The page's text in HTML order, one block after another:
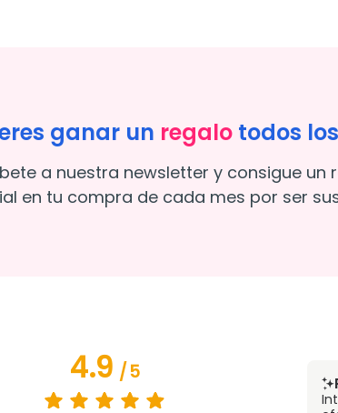
ganar un regalo todos
a nuestra newsletter y consigue un
en tu compra de cada mes por ser
4.9/5